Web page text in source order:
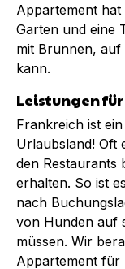
Appartement
Garten und eine
mit Brunnen, auf
kann.
Leistungen
Frankreich ist
Urlaubsland! Oft
den Restaurants
erhalten. So ist
nach
von Hunden auf
müssen. Wir
Appartement für